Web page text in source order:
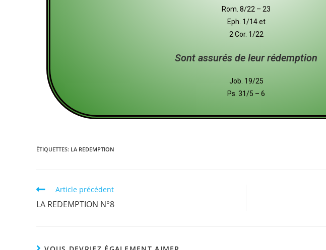
Rom. 8/22 – 23
Eph. 1/14 et
2 Cor. 1/22
Sont assurés de leur rédemption
Job. 19/25
Ps. 31/5 – 6
ÉTIQUETTES: LA REDEMPTION
Article précédent
LA REDEMPTION N°8